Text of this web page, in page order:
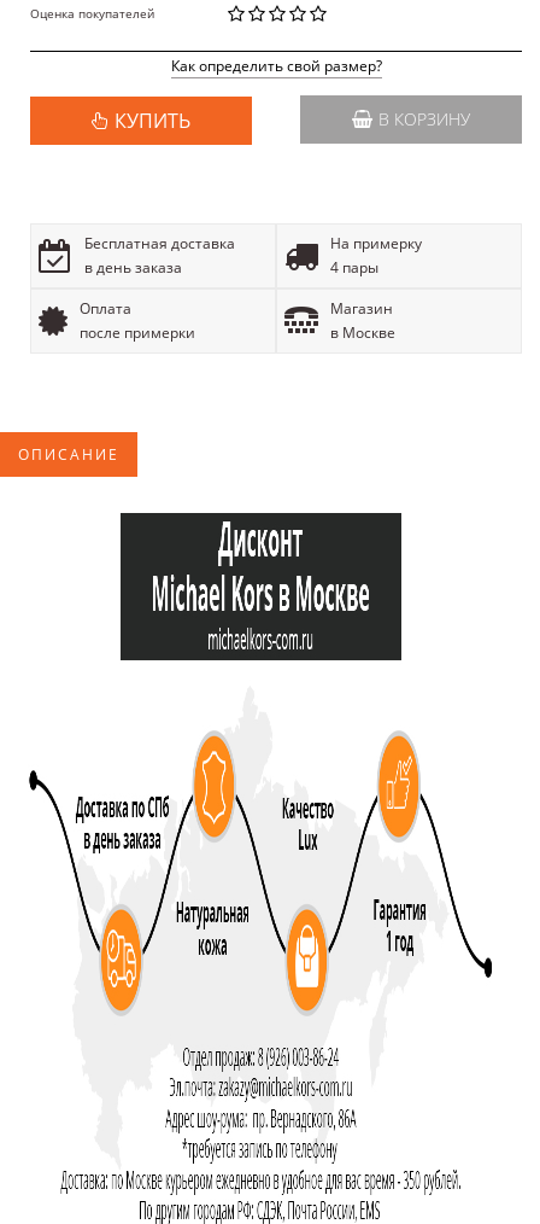
Оценка покупателей
Как определить свой размер?
КУПИТЬ В КОРЗИНУ
Бесплатная доставка
в день заказа
На примерку
4 пары
Оплата
после примерки
Магазин
в Москве
ОПИСАНИЕ